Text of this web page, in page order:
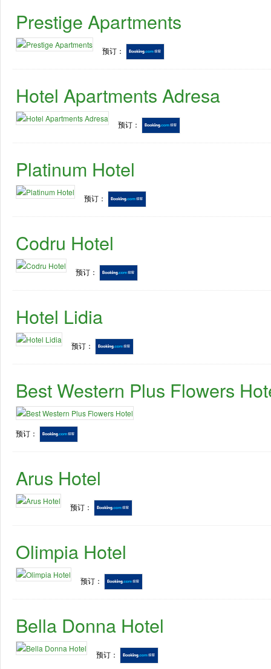
Prestige Apartments
预订：
Hotel Apartments Adresa
预订：
Platinum Hotel
预订：
Codru Hotel
预订：
Hotel Lidia
预订：
Best Western Plus Flowers
预订：
Arus Hotel
预订：
Olimpia Hotel
预订：
Bella Donna Hotel
预订：